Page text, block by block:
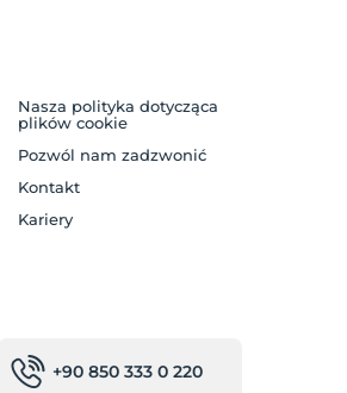
Nasza polityka dotycząca
plików cookie
Pozwól nam zadzwonić
Kontakt
Kariery
+90 850 333 0 220